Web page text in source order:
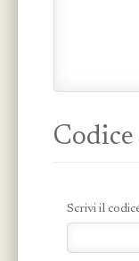
Scrivi il